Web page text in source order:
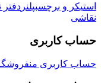
استیکر و برچسبپلنر دفتر
نقاشی
حساب کاربری
حساب کاربری من